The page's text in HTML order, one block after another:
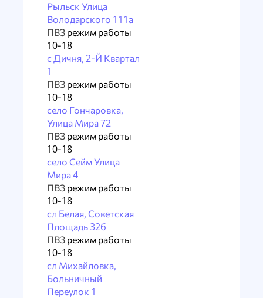
Рыльск Улица
Володарского 111а
ПВЗ режим работы
10-18
с Дичня, 2-Й Квартал
1
ПВЗ режим работы
10-18
село Гончаровка,
Улица Мира 72
ПВЗ режим работы
10-18
село Сейм Улица
Мира 4
ПВЗ режим работы
10-18
сл Белая, Советская
Площадь 32б
ПВЗ режим работы
10-18
сл Михайловка,
Больничный
Переулок 1